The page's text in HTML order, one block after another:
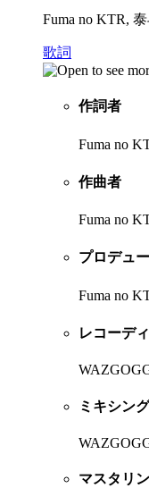
Fuma no KTR,
歌詞
作詞者
Fuma no
作曲者
Fuma no
プロデュ
Fuma no
レコーデ
ミキシン
マスタリ